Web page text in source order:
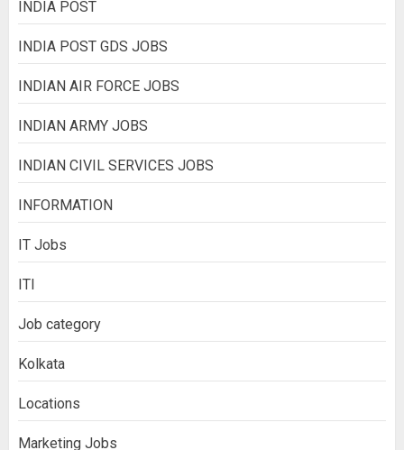
INDIA POST
INDIA POST GDS JOBS
INDIAN AIR FORCE JOBS
INDIAN ARMY JOBS
INDIAN CIVIL SERVICES JOBS
INFORMATION
IT Jobs
ITI
Job category
Kolkata
Locations
Marketing Jobs